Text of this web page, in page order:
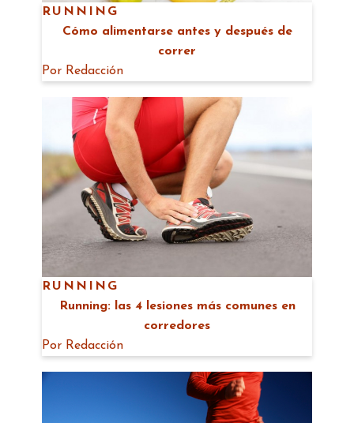
RUNNING
Cómo alimentarse antes y después de
correr
Por Redacción
RUNNING
Running: las 4 lesiones más comunes en
corredores
Por Redacción